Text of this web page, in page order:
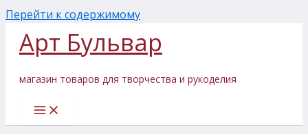
Перейти к содержимому
Арт Бульвар
магазин товаров для творчества и рукоделия